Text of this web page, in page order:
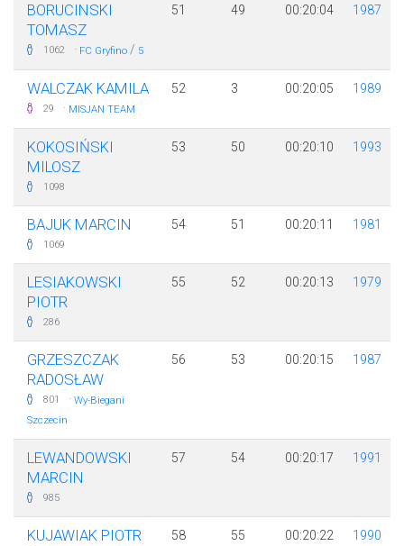
BORUCINSKI
TOMASZ
1062 · FC Gryfino / 5
51 49 00:20:04 1987
WALCZAK KAMILA
29 · MISJAN TEAM
52 3 00:20:05 1989
KOKOSIŃSKI
MILOSZ
1098
53 50 00:20:10 1993
BAJUK MARCIN
1069
54 51 00:20:11 1981
LESIAKOWSKI
PIOTR
286
55 52 00:20:13 1979
GRZESZCZAK
RADOSŁAW
801 · Wy-Biegani
Szczecin
56 53 00:20:15 1987
LEWANDOWSKI
MARCIN
985
57 54 00:20:17 1991
KUJAWIAK PIOTR 58 55 00:20:22 1990